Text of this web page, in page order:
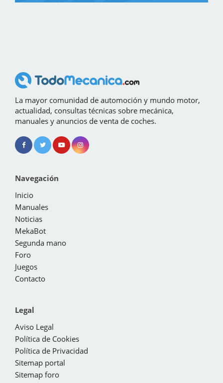
La mayor comunidad de automoción y mundo motor,
actualidad, consultas técnicas sobre mecánica,
manuales y anuncios de venta de coches.
Navegación
Inicio
Manuales
Noticias
MekaBot
Segunda mano
Foro
Juegos
Contacto
Legal
Aviso Legal
Política de Cookies
Política de Privacidad
Sitemap portal
Sitemap foro